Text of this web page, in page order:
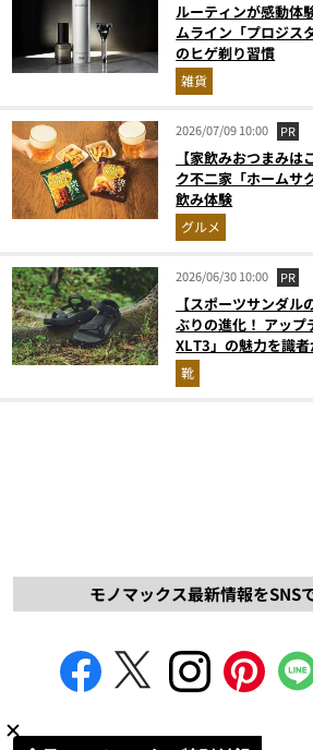
ルーティンが感動体
ムライン「プロジス
のヒゲ剃り習慣
雑貨
2026/07/09 10:00 PR
【家飲みおつまみ
ク不二家「ホームサ
飲み体験
グルメ
2026/06/30 10:00 PR
【スポーツサンダ
ぶりの進化！ アップ
XLT3」の魅力を識
解説！
靴
モノマックス最新情報をSNS